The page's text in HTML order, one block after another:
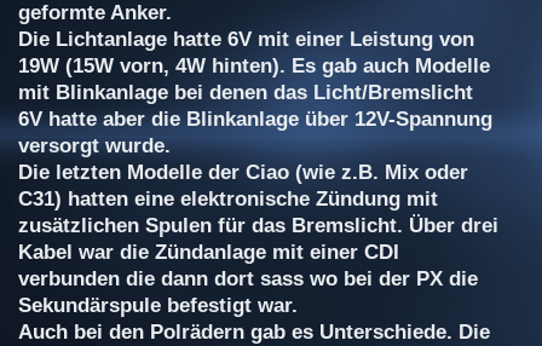
geformte Anker.
Die Lichtanlage hatte 6V mit einer Leistung von
19W (15W vorn, 4W hinten). Es gab auch Modelle
mit Blinkanlage bei denen das Licht/Bremslicht
6V hatte aber die Blinkanlage über 12V-Spannung
versorgt wurde.
Die letzten Modelle der Ciao (wie z.B. Mix oder
C31) hatten eine elektronische Zündung mit
zusätzlichen Spulen für das Bremslicht. Über drei
Kabel war die Zündanlage mit einer CDI
verbunden die dann dort sass wo bei der PX die
Sekundärspule befestigt war.
Auch bei den Polrädern gab es Unterschiede. Die